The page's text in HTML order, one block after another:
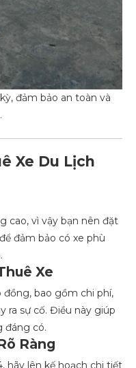
đảm bảo an toàn và
Xe Du Lịch
cao, vì vậy bạn nên đặt
đảm bảo có xe phù
Xe
bao gồm chi phí,
ra sự cố. Điều này giúp
đáng có.
Ràng
hãy lên kế hoạch chi tiết